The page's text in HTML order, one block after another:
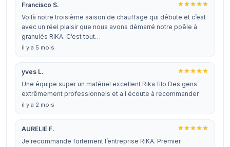
Francisco S.
Voilà notre troisième saison de chauffage qui débute et c’est
avec un réel plaisir que nous avons démarré notre poêle à
granulés RIKA. C’est tout…
il y a 5 mois
yves L.
Une équipe super un matériel excellent Rika filo Des gens
extrêmement professionnels et a l écoute à recommander
il y a 2 mois
AURELIE F.
Je recommande fortement l’entreprise RIKA. Premier